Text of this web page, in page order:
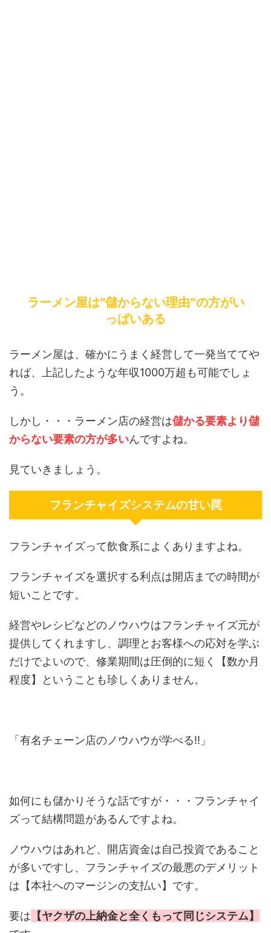
ラーメン屋は"儲からない理由”の方がい
っぱいある
ラーメン屋は、確かにうまく経営して一発当ててや
れば、上記したような年収1000万超も可能でしょ
う。
しかし・・・ラーメン店の経営は儲かる要素より儲
からない要素の方が多いんですよね。
見ていきましょう。
フランチャイズシステムの甘い罠
フランチャイズって飲食系によくありますよね。
フランチャイズを選択する利点は開店までの時間が
短いことです。
経営やレシピなどのノウハウはフランチャイズ元が
提供してくれますし、調理とお客様への応対を学ぶ
だけでよいので、修業期間は圧倒的に短く【数か月
程度】ということも珍しくありません。
「有名チェーン店のノウハウが学べる!!」
如何にも儲かりそうな話ですが・・・フランチャイ
ズって結構問題があるんですよね。
ノウハウはあれど、開店資金は自己投資であること
が多いですし、フランチャイズの最悪のデメリット
は【本社へのマージンの支払い】です。
要は 【ヤクザの上納金と全くもって同じシステム】